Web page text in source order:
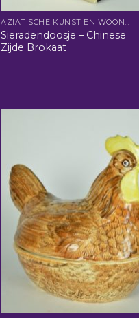
AZIATISCHE KUNST EN WOONACCESSOIRES
Sieradendoosje – Chinese
Zijde Brokaat